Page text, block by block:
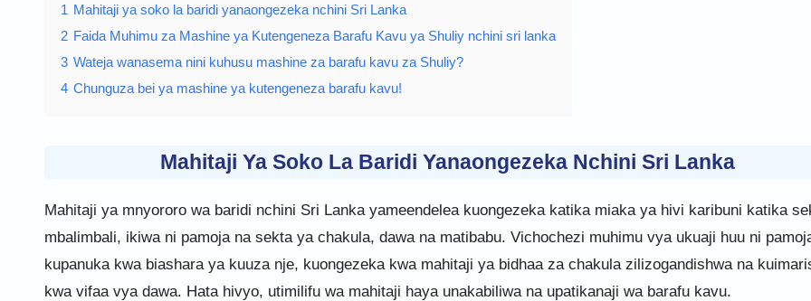
1 Mahitaji ya soko la baridi yanaongezeka nchini Sri Lanka
2 Faida Muhimu za Mashine ya Kutengeneza Barafu Kavu ya Shuliy nchini sri lanka
3 Wateja wanasema nini kuhusu mashine za barafu kavu za Shuliy?
4 Chunguza bei ya mashine ya kutengeneza barafu kavu!
Mahitaji Ya Soko La Baridi Yanaongezeka Nchini Sri Lanka
Mahitaji ya mnyororo wa baridi nchini Sri Lanka yameendelea kuongezeka katika miaka ya hivi karibuni katika
mbalimbali, ikiwa ni pamoja na sekta ya chakula, dawa na matibabu. Vichochezi muhimu vya ukuaji huu ni
kupanuka kwa biashara ya kuuza nje, kuongezeka kwa mahitaji ya bidhaa za chakula zilizogandishwa na
kwa vifaa vya dawa. Hata hivyo, utimilifu wa mahitaji haya unakabiliwa na upatikanaji wa barafu kavu.